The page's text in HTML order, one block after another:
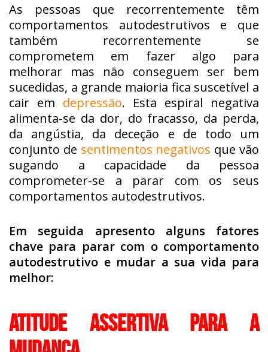
As pessoas que recorrentemente têm
comportamentos autodestrutivos e que
também recorrentemente se
comprometem em fazer algo para
melhorar mas não conseguem ser bem
sucedidas, a grande maioria fica suscetível a
cair em depressão. Esta espiral negativa
alimenta-se da dor, do fracasso, da perda,
da angústia, da deceção e de todo um
conjunto de sentimentos negativos que vão
sugando a capacidade da pessoa
comprometer-se a parar com os seus
comportamentos autodestrutivos.
Em seguida apresento alguns fatores
chave para parar com o comportamento
autodestrutivo e mudar a sua vida para
melhor:
ATITUDE ASSERTIVA PARA A